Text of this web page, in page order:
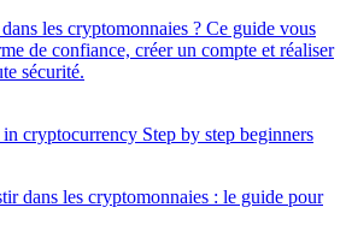
les cryptomonnaies ? Ce guide vous
de confiance, créer un compte et réaliser
sécurité.
dans les cryptomonnaies : le guide pour